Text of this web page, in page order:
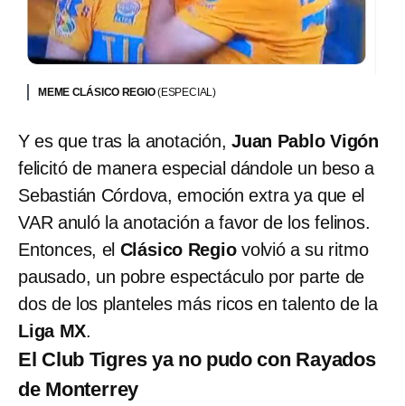
MEME CLÁSICO REGIO(ESPECIAL)
Y es que tras la anotación, Juan Pablo Vigón
felicitó de manera especial dándole un beso a
Sebastián Córdova, emoción extra ya que el
VAR anuló la anotación a favor de los felinos.
Entonces, el Clásico Regiovolvió a su ritmo
pausado, un pobre espectáculo por parte de
dos de los planteles más ricos en talento de la
Liga MX.
El Club Tigres ya no pudo con Rayados
de Monterrey